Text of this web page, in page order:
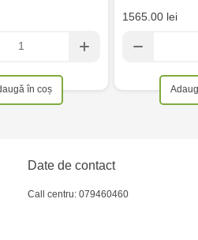
în coș
1565.00 lei
Date de contact
Call centru: 079460460